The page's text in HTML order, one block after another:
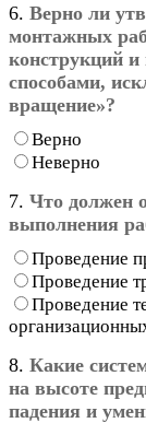
6. Верно ли
монтажных
конструкций и
способами,
вращение»?
Верно
Неверно
7. Что должен
выполнения
Проведение
Проведение
Проведение
8. Какие
на высоте
падения и